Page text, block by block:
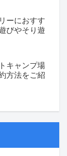
ーにおすす
びやそり遊
キャンプ場
方法をご紹